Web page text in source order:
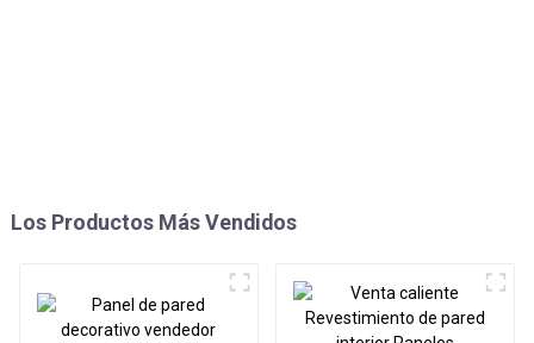
Los Productos Más Vendidos